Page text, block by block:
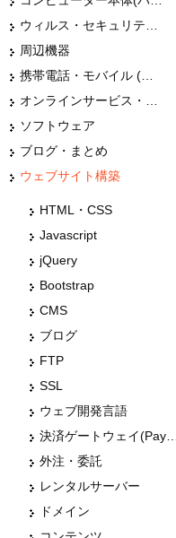
周辺機器
ソフトウェア
ブログ・まとめ
ウェブサイト構築
HTML・CSS
Javascript
jQuery
Bootstrap
CMS
ブログ
FTP
SSL
ウェブ開発言語
外注・委託
レンタルサーバー
ドメイン